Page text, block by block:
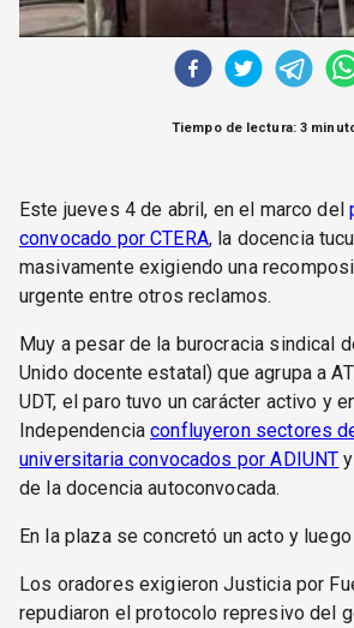
CONTACTO
Tiempo de lectura: 3
Este jueves 4 de abril, en el marco del
convocado por CTERA, la docencia
masivamente exigiendo una
urgente entre otros reclamos.
Muy a pesar de la burocracia sindical
Unido docente estatal) que agrupa a
UDT, el paro tuvo un carácter activo y
Independenciaconfluyeron sectores
universitaria convocados por ADIUNT
de la docencia autoconvocada.
En la plaza se concretó un acto y
Los oradores exigieron Justicia por
repudiaron el protocolo represivo del